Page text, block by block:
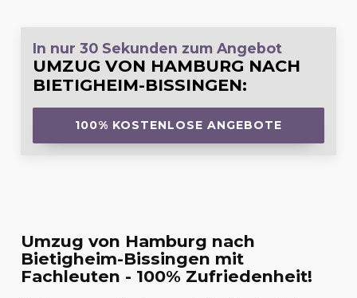
In nur 30 Sekunden zum Angebot
UMZUG VON HAMBURG NACH
BIETIGHEIM-BISSINGEN:
100% KOSTENLOSE ANGEBOTE
Umzug von Hamburg nach
Bietigheim-Bissingen mit
Fachleuten - 100% Zufriedenheit!